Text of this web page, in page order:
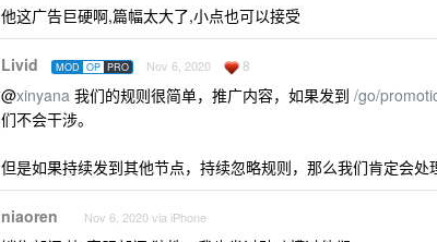
他这广告巨硬啊,篇幅太大了,小点也可以接受
Livid MOD OP PRO Nov 6, 2020 8
@xinyana 我们的规则很简单，推广内容，如果发到 /go/
们不会干涉。
但是如果持续发到其他节点，持续忽略规则，那么我们肯定会处
niaoren Nov 6, 2020 via iPhone